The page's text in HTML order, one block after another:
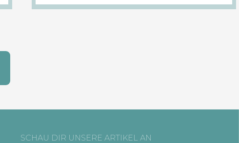
SCHAU DIR UNSERE ARTIKEL AN